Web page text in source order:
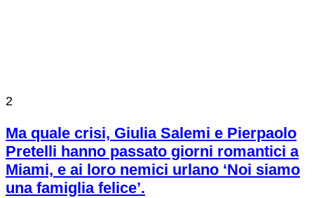
2
Ma quale crisi, Giulia Salemi e Pierpaolo
Pretelli hanno passato giorni romantici a
Miami, e ai loro nemici urlano ‘Noi siamo
una famiglia felice’.